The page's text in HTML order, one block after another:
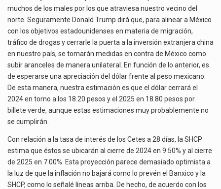
muchos de los males por los que atraviesa nuestro vecino del
norte. Seguramente Donald Trump dirá que, para alinear a México
con los objetivos estadounidenses en materia de migración,
tráfico de drogas y cerrarle la puerta a la inversión extranjera china
en nuestro país, se tomarán medidas en contra de México como
subir aranceles de manera unilateral. En función de lo anterior, es
de esperarse una apreciación del dólar frente al peso mexicano.
De esta manera, nuestra estimación es que el dólar cerrará el
2024 en torno a los 18.20 pesos y el 2025 en 18.80 pesos por
billete verde, aunque estas estimaciones muy probablemente no
se cumplirán.
Con relación a la tasa de interés de los Cetes a 28 días, la SHCP
estima que éstos se ubicarán al cierre de 2024 en 9.50% y al cierre
de 2025 en 7.00%. Esta proyección parece demasiado optimista a
la luz de que la inflación no bajará como lo prevén el Banxico y la
SHCP, como lo señalé líneas arriba. De hecho, de acuerdo con los